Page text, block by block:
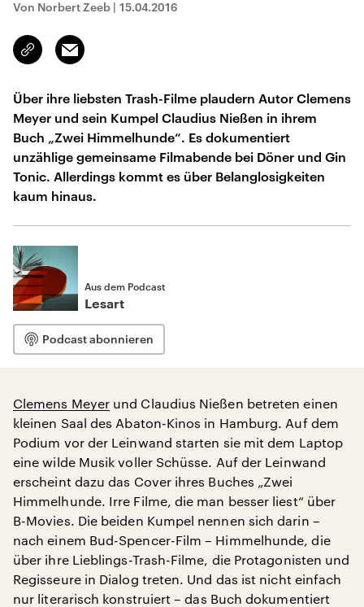
Von Norbert Zeeb | 15.04.2016
Link
kopieren/teilen
Email
Über ihre liebsten Trash-Filme plaudern Autor Clemens
Meyer und sein Kumpel Claudius Nießen in ihrem
Buch „Zwei Himmelhunde“. Es dokumentiert
unzählige gemeinsame Filmabende bei Döner und Gin
Tonic. Allerdings kommt es über Belanglosigkeiten
kaum hinaus.
Aus dem Podcast
Lesart
Podcast abonnieren
Clemens Meyer und Claudius Nießen betreten einen
kleinen Saal des Abaton-Kinos in Hamburg. Auf dem
Podium vor der Leinwand starten sie mit dem Laptop
eine wilde Musik voller Schüsse. Auf der Leinwand
erscheint dazu das Cover ihres Buches „Zwei
Himmelhunde. Irre Filme, die man besser liest“ über
B-Movies. Die beiden Kumpel nennen sich darin –
nach einem Bud-Spencer-Film – Himmelhunde, die
über ihre Lieblings-Trash-Filme, die Protagonisten und
Regisseure in Dialog treten. Und das ist nicht einfach
nur literarisch konstruiert – das Buch dokumentiert